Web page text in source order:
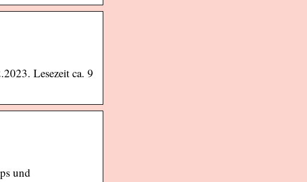
Lesezeit ca. 9
und